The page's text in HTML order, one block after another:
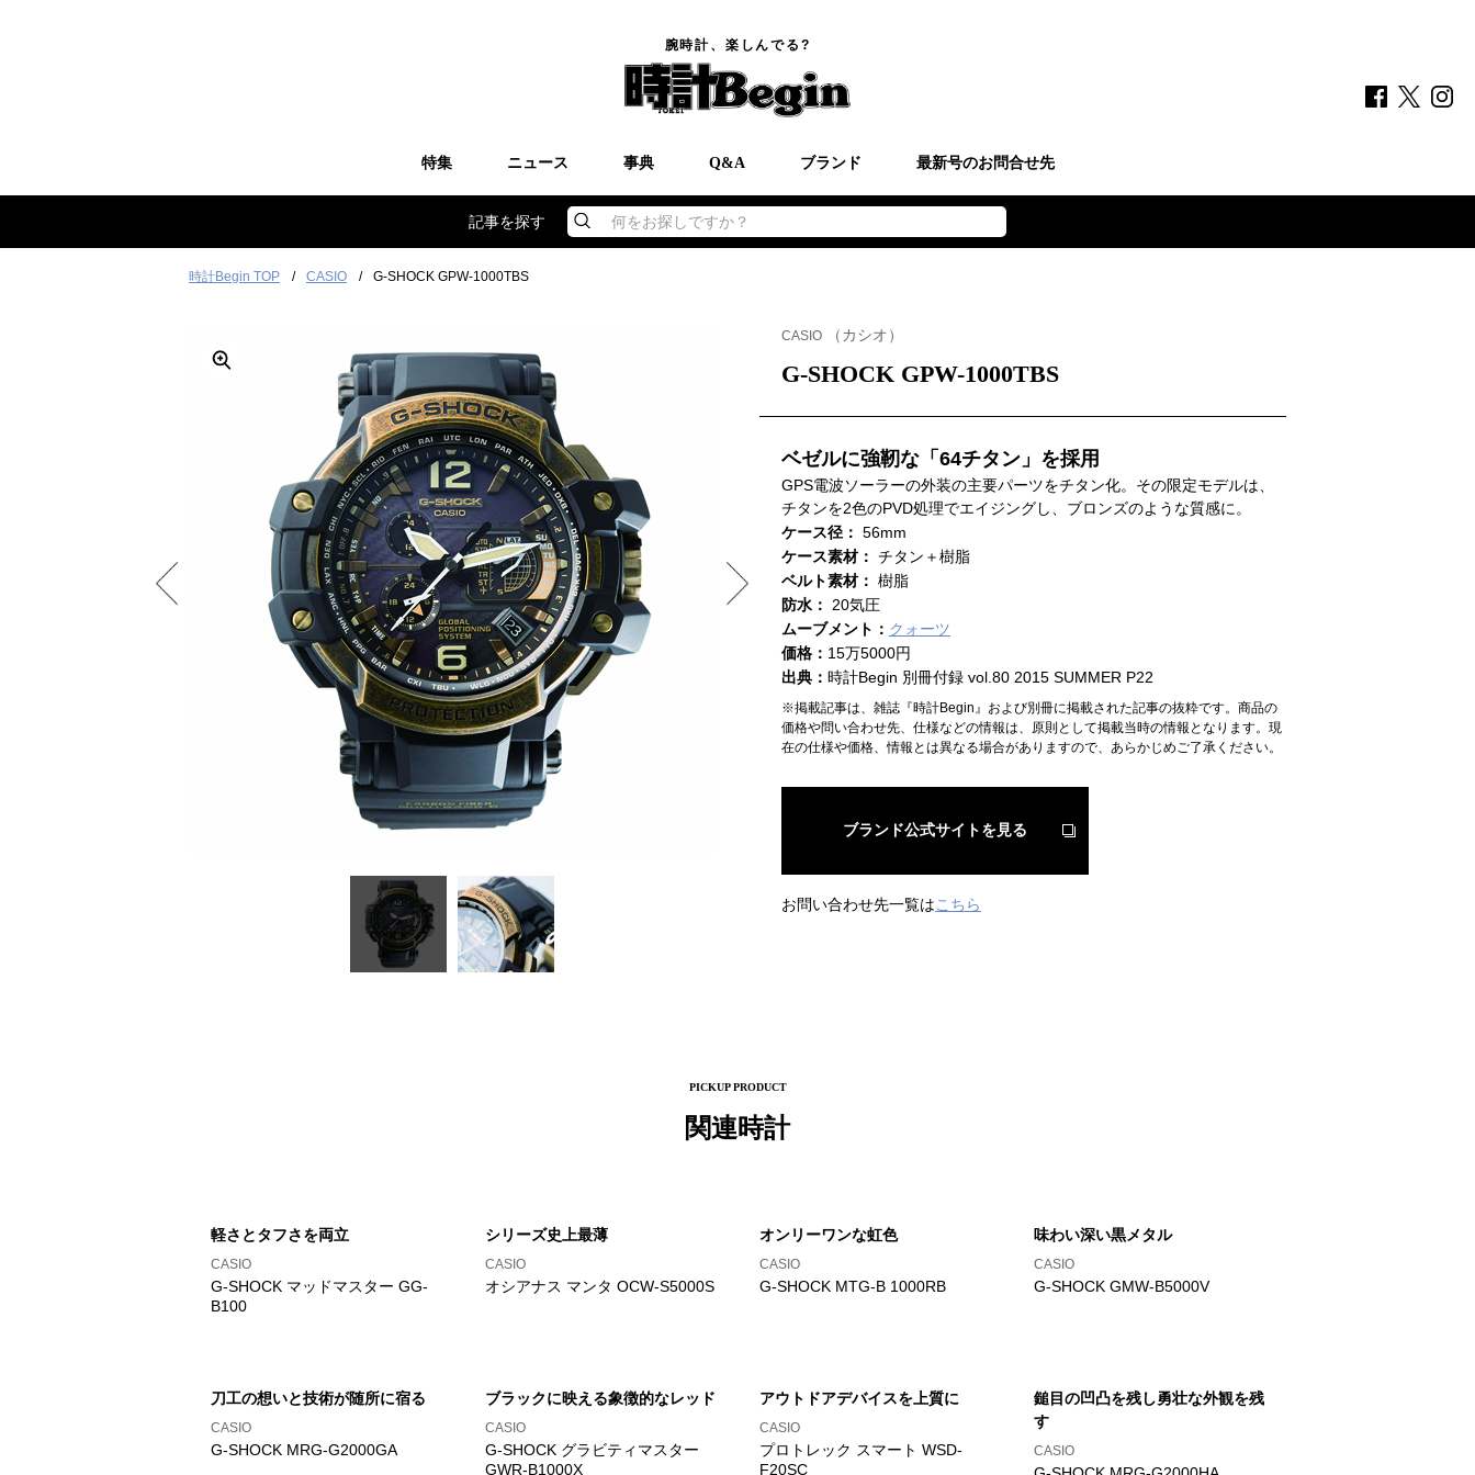
腕時計、楽しんでる?
特集 ニュース 事典 Q&A ブランド 最新号のお問合せ先
記事を探す 何をお探しですか？
時計Begin TOP CASIO G-SHOCK GPW-1000TBS
CASIO （カシオ）
G-SHOCK GPW-1000TBS
ベゼルに強靭な「64チタン」を採用
GPS電波ソーラーの外装の主要パーツをチタン化。その限定モデルは、
チタンを2色のPVD処理でエイジングし、ブロンズのような質感に。
ケース径： 56mm
ケース素材： チタン＋樹脂
ベルト素材： 樹脂
防水： 20気圧
ムーブメント： クォーツ
価格： 15万5000円
出典： 時計Begin 別冊付録 vol.80 2015 SUMMER P22
※掲載記事は、雑誌『時計Begin』および別冊に掲載された記事の抜粋です。商品の
価格や問い合わせ先、仕様などの情報は、原則として掲載当時の情報となります。現
在の仕様や価格、情報とは異なる場合がありますので、あらかじめご了承ください。
ブランド公式サイトを見る
お問い合わせ先一覧はこちら
PICKUP PRODUCT
関連時計
軽さとタフさを両立
CASIO
G-SHOCK マッドマスター GG-
B100
シリーズ史上最薄
CASIO
オシアナス マンタ OCW-S5000S
オンリーワンな虹色
CASIO
G-SHOCK MTG-B 1000RB
味わい深い黒メタル
CASIO
G-SHOCK GMW-B5000V
刀工の想いと技術が随所に宿る
CASIO
G-SHOCK MRG-G2000GA
ブラックに映える象徴的なレッド
CASIO
G-SHOCK グラビティマスター
GWR-B1000X
アウトドアデバイスを上質に
CASIO
プロトレック スマート WSD-
F20SC
鎚目の凹凸を残し勇壮な外観を残
す
CASIO